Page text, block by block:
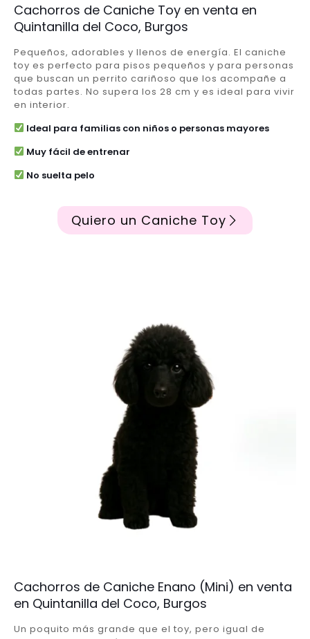
Cachorros de Caniche Toy en venta en
Quintanilla del Coco, Burgos
Pequeños, adorables y llenos de energía. El caniche
toy es perfecto para pisos pequeños y para personas
que buscan un perrito cariñoso que los acompañe a
todas partes. No supera los 28 cm y es ideal para vivir
en interior.
Ideal para familias con niños o personas mayores
Muy fácil de entrenar
No suelta pelo
Quiero un Caniche Toy
Cachorros de Caniche Enano (Mini) en venta
en Quintanilla del Coco, Burgos
Un poquito más grande que el toy, pero igual de